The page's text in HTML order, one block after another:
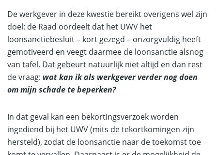
De werkgever in deze kwestie bereikt overigens wel zijn
doel: de Raad oordeelt dat het UWV het
loonsanctiebesluit – kort gezegd – onzorgvuldig heeft
gemotiveerd en veegt daarmee de loonsanctie alsnog
van tafel. Dat gebeurt natuurlijk niet altijd en dan rest
de vraag: wat kan ik als werkgever verder nog doen
om mijn schade te beperken?
In dat geval kan een bekortingsverzoek worden
ingediend bij het UWV (mits de tekortkomingen zijn
hersteld), zodat de loonsanctie naar de toekomst toe